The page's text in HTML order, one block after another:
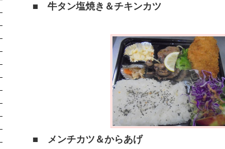
■ 牛タン塩焼き＆チキンカツ
■ メンチカツ＆からあげ